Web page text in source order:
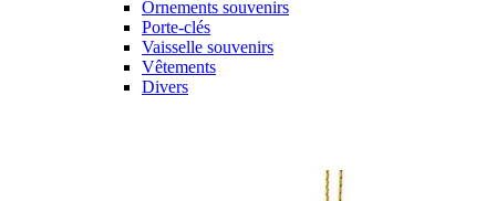
Ornements souvenirs
Porte-clés
Vaisselle souvenirs
Vêtements
Divers